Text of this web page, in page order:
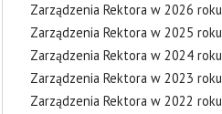
Zarządzenia Rektora w 2026 roku
Zarządzenia Rektora w 2025 roku
Zarządzenia Rektora w 2024 roku
Zarządzenia Rektora w 2023 roku
Zarządzenia Rektora w 2022 roku